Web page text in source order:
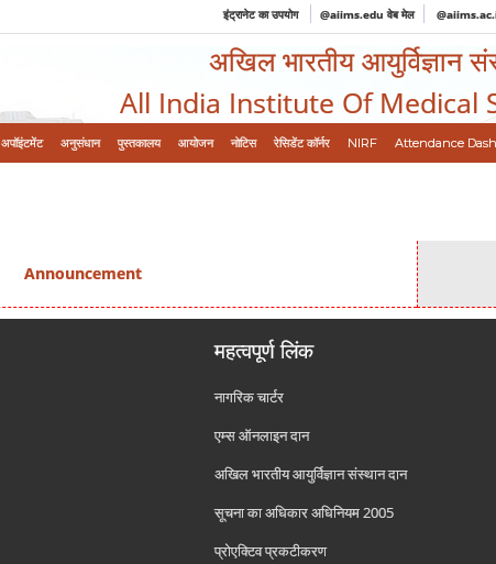
इंट्रानेट का उपयोग @aiims.edu वेब मेल
अखिल भारतीय आयुर्विज्ञान
All India Institute Of Medical
अपॉइंटमेंट अनुसंधान पुस्तकालय आयोजन नोटिस रेसिडेंट कॉर्नर NIRF Attendance
Announcement
महत्वपूर्ण लिंक
नागरिक चार्टर
एम्स ऑनलाइन दान
अखिल भारतीय आयुर्विज्ञान संस्थान दान
सूचना का अधिकार अधिनियम 2005
प्रोएक्टिव प्रकटीकरण